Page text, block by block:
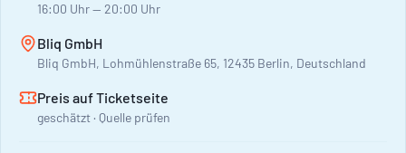
16:00 Uhr— 20:00 Uhr
Bliq GmbH
Bliq GmbH, Lohmühlenstraße 65, 12435 Berlin, Deutschland
Preis auf Ticketseite
geschätzt · Quelle prüfen